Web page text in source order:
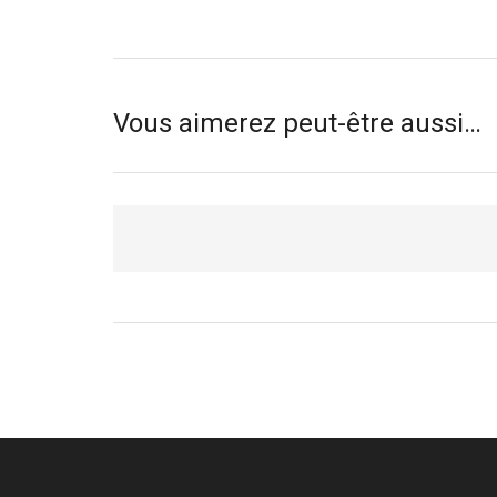
Vous aimerez peut-être aussi…